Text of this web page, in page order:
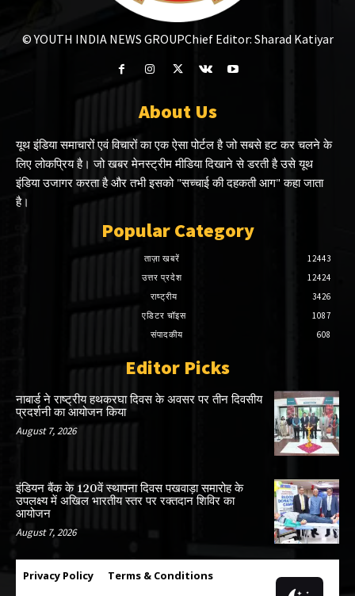
© YOUTH INDIA NEWS GROUPChief Editor: Sharad Katiyar
About Us
यूथ इंडिया समाचारों एवं विचारों का एक ऐसा पोर्टल है जो सबसे हट कर चलने के
लिए लोकप्रिय है। जो खबर मेनस्ट्रीम मीडिया दिखाने से डरती है उसे यूथ
इंडिया उजागर करता है और तभी इसको "सच्चाई की दहकती आग" कहा जाता
है।
Popular Category
ताज़ा खबरें
12443
उत्तर प्रदेश
12424
राष्ट्रीय
3426
एडिटर चॉइस
1087
संपादकीय
608
Editor Picks
नाबार्ड ने राष्ट्रीय हथकरघा दिवस के अवसर पर तीन दिवसीय
प्रदर्शनी का आयोजन किया
August 7, 2026
इंडियन बैंक के 120वें स्थापना दिवस पखवाड़ा समारोह के
उपलक्ष्य में अखिल भारतीय स्तर पर रक्तदान शिविर का
आयोजन
August 7, 2026
Privacy Policy Terms & Conditions